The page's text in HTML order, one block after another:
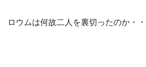
ロウムは何故二人を裏切ったのか・・